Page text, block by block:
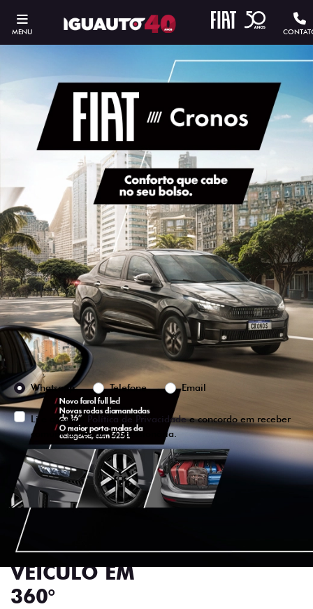
MENU
ESTOU INTERESSADO
Versão escolhida
Preferência de contato:
Whatsapp
Telefone Email
Li e aceito a Política de Privacidadee concordo em receber
comunicações da concessionária.
ENTRAR EM CONTATO
VISUALIZE O
VEÍCULO EM
360°